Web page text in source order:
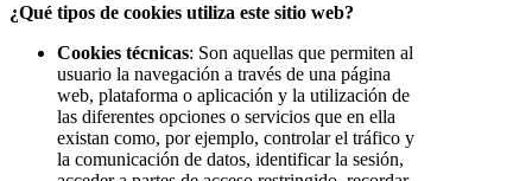
¿Qué tipos de cookies utiliza este sitio web?
Cookies técnicas: Son aquellas que permiten al
usuario la navegación a través de una página
web, plataforma o aplicación y la utilización de
las diferentes opciones o servicios que en ella
existan como, por ejemplo, controlar el tráfico y
la comunicación de datos, identificar la sesión,